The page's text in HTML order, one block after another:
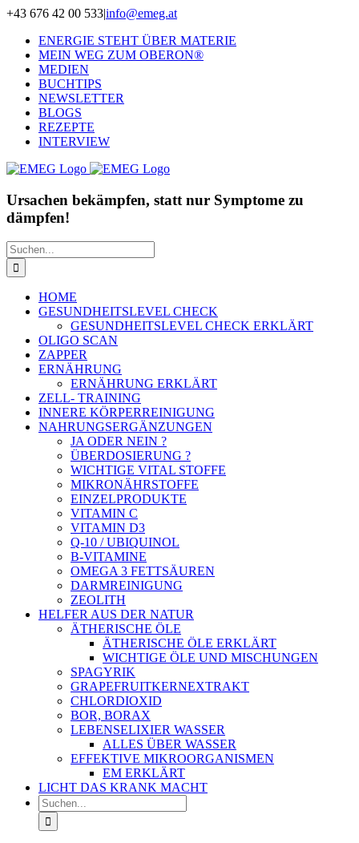
Zum
springen
+43 676 42 00 533|info@emeg.at
ENERGIE STEHT ÜBER MATERIE
MEIN WEG ZUM OBERON®
MEDIEN
BUCHTIPS
NEWSLETTER
BLOGS
REZEPTE
INTERVIEW
Ursachen bekämpfen, statt nur Symptome zu
dämpfen!
Suche
nach:
HOME
GESUNDHEITSLEVEL CHECK
GESUNDHEITSLEVEL CHECK ERKLÄRT
OLIGO SCAN
ZAPPER
ERNÄHRUNG
ERNÄHRUNG ERKLÄRT
ZELL- TRAINING
INNERE KÖRPERREINIGUNG
NAHRUNGSERGÄNZUNGEN
JA ODER NEIN ?
ÜBERDOSIERUNG ?
WICHTIGE VITAL STOFFE
MIKRONÄHRSTOFFE
EINZELPRODUKTE
VITAMIN C
VITAMIN D3
Q-10 / UBIQUINOL
B-VITAMINE
OMEGA 3 FETTSÄUREN
DARMREINIGUNG
ZEOLITH
HELFER AUS DER NATUR
ÄTHERISCHE ÖLE
ÄTHERISCHE ÖLE ERKLÄRT
WICHTIGE ÖLE UND MISCHUNGEN
SPAGYRIK
GRAPEFRUITKERNEXTRAKT
CHLORDIOXID
BOR, BORAX
LEBENSELIXIER WASSER
ALLES ÜBER WASSER
EFFEKTIVE MIKROORGANISMEN
EM ERKLÄRT
LICHT DAS KRANK MACHT
Suche
nach: